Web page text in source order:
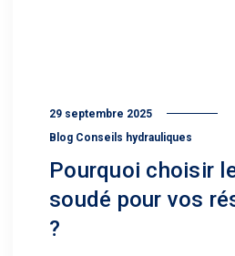
29 septembre 2025
Blog Conseils hydrauliques
Pourquoi choisir
soudé pour vos
?